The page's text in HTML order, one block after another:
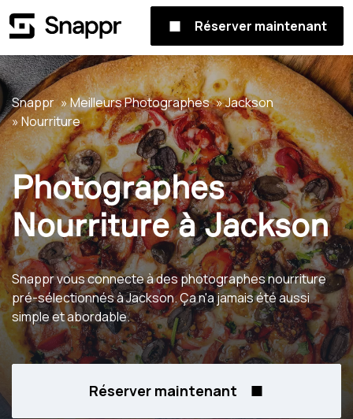
Réserver maintenant
Snappr Meilleurs Photographes
Jackson
Nourriture
Photographes
Nourriture à Jackson
Snappr vous connecte à des photographes nourriture
pré-sélectionnés à Jackson. Ça n'a jamais été aussi
simple et abordable.
Réserver maintenant